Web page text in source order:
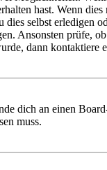
hast. Wenn
selbst erledigen
Ansonsten prüfe,
dann kontaktiere
dich an einen
muss.